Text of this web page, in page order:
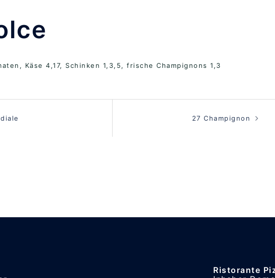
Käse 4,17, Schinken 1,3,5, frische Champignons 1,3
27 Champignon
Ristorante